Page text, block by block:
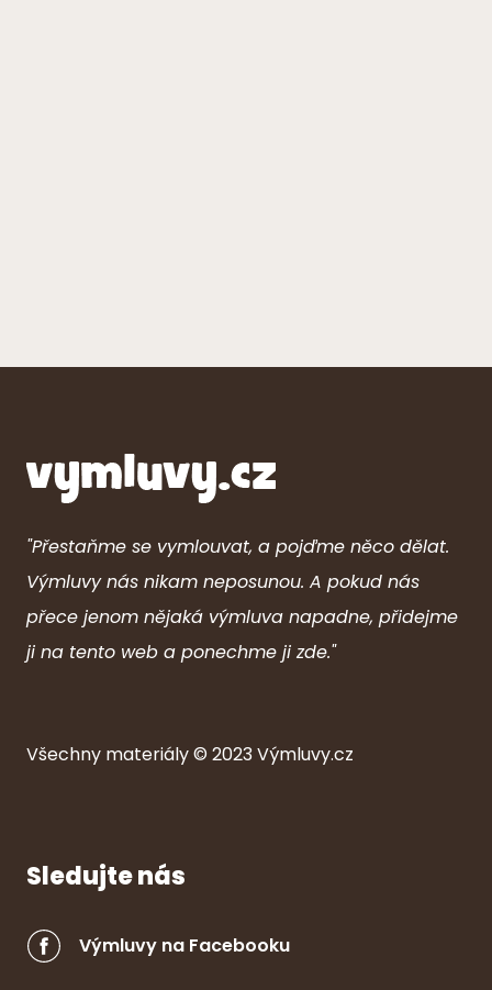
"Přestaňme se vymlouvat, a pojďme něco dělat.
Výmluvy nás nikam neposunou. A pokud nás
přece jenom nějaká výmluva napadne, přidejme
ji na tento web a ponechme ji zde."
Všechny materiály © 2023Výmluvy.cz
Sledujte nás
Výmluvy na Facebooku